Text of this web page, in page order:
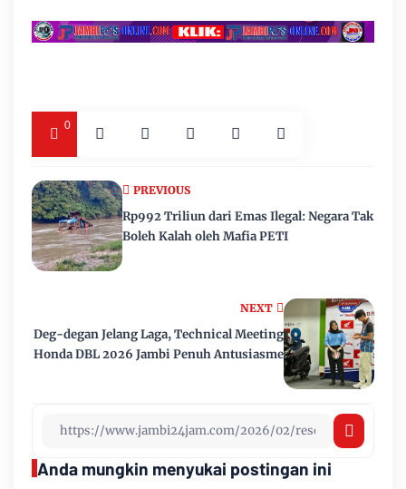
0
NEXT
Deg-degan Jelang Laga, Technical Meeting
Honda DBL 2026 Jambi Penuh Antusiasme
PREVIOUS
Rp992 Triliun dari Emas Ilegal: Negara Tak
Boleh Kalah oleh Mafia PETI
Anda mungkin menyukai postingan ini